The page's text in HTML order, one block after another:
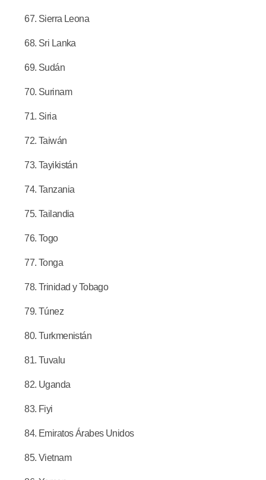
Sierra Leona
Sri Lanka
Sudán
Surinam
Siria
Taiwán
Tayikistán
Tanzania
Tailandia
Togo
Tonga
Trinidad y Tobago
Túnez
Turkmenistán
Tuvalu
Uganda
Fiyi
Emiratos Árabes Unidos
Vietnam